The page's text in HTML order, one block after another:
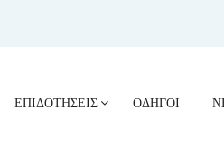
ΕΠΙΔΟΤΗΣΕΙΣ ΟΔΗΓΟΙ